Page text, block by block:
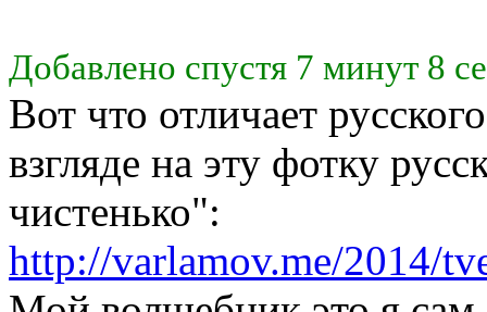
Добавлено спустя 7 минут 8
Вот что отличает
взгляде на эту фотку
чистенько":
http://varlamov.me/2014/